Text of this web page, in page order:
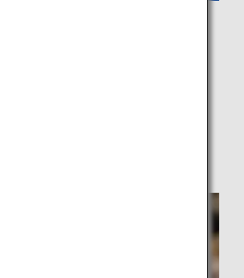
ー、レストラン、その
トは英語で表示されます